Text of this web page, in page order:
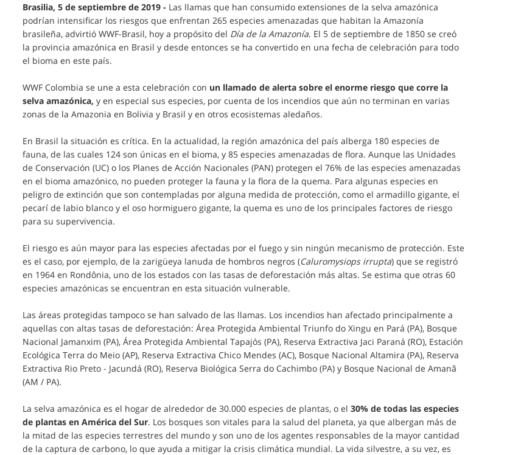
Brasilia, 5 de septiembre de 2019 - Las llamas que han consumido extensiones de la selva amazónica
podrían intensificar los riesgos que enfrentan 265 especies amenazadas que habitan la Amazonía
brasileña, advirtió WWF-Brasil, hoy a propósito del Día de la Amazonía. El 5 de septiembre de 1850 se creó
la provincia amazónica en Brasil y desde entonces se ha convertido en una fecha de celebración para todo
el bioma en este país.
WWF Colombia se une a esta celebración con un llamado de alerta sobre el enorme riesgo que corre la
selva amazónica, y en especial sus especies, por cuenta de los incendios que aún no terminan en varias
zonas de la Amazonia en Bolivia y Brasil y en otros ecosistemas aledaños.
En Brasil la situación es crítica. En la actualidad, la región amazónica del país alberga 180 especies de
fauna, de las cuales 124 son únicas en el bioma, y 85 especies amenazadas de flora. Aunque las Unidades
de Conservación (UC) o los Planes de Acción Nacionales (PAN) protegen el 76% de las especies amenazadas
en el bioma amazónico, no pueden proteger la fauna y la flora de la quema. Para algunas especies en
peligro de extinción que son contempladas por alguna medida de protección, como el armadillo gigante, el
pecarí de labio blanco y el oso hormiguero gigante, la quema es uno de los principales factores de riesgo
para su supervivencia.
El riesgo es aún mayor para las especies afectadas por el fuego y sin ningún mecanismo de protección. Este
es el caso, por ejemplo, de la zarigüeya lanuda de hombros negros (Caluromysiops irrupta) que se registró
en 1964 en Rondônia, uno de los estados con las tasas de deforestación más altas. Se estima que otras 60
especies amazónicas se encuentran en esta situación vulnerable.
Las áreas protegidas tampoco se han salvado de las llamas. Los incendios han afectado principalmente a
aquellas con altas tasas de deforestación: Área Protegida Ambiental Triunfo do Xingu en Pará (PA), Bosque
Nacional Jamanxim (PA), Área Protegida Ambiental Tapajós (PA), Reserva Extractiva Jaci Paraná (RO), Estación
Ecológica Terra do Meio (AP), Reserva Extractiva Chico Mendes (AC), Bosque Nacional Altamira (PA), Reserva
Extractiva Rio Preto - Jacundá (RO), Reserva Biológica Serra do Cachimbo (PA) y Bosque Nacional de Amanã
(AM / PA).
La selva amazónica es el hogar de alrededor de 30.000 especies de plantas, o el 30% de todas las especies
de plantas en América del Sur. Los bosques son vitales para la salud del planeta, ya que albergan más de
la mitad de las especies terrestres del mundo y son uno de los agentes responsables de la mayor cantidad
de la captura de carbono, lo que ayuda a mitigar la crisis climática mundial. La vida silvestre, a su vez, es